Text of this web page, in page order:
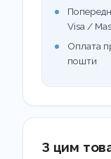
Visa /
Оплата
пошти
З цим